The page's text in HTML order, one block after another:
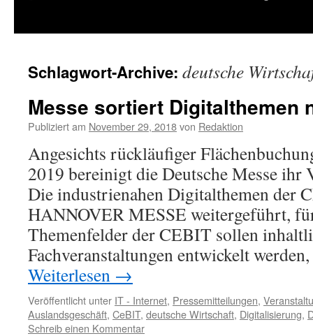
Schlagwort-Archive: deutsche
Messe sortiert Digitalthemen
Publiziert am November 29, 2018von Redaktion
Angesichts rückläufiger
2019 bereinigt die Deutsche Messe
Die industrienahen Digitalthemen der
HANNOVER MESSE weitergeführt,
Themenfelder der CEBIT sollen
Fachveranstaltungen entwickelt
Weiterlesen →
Veröffentlicht unter IT - Internet, Pressemitteilungen,
Auslandsgeschäft, CeBIT, deutsche Wirtschaft, Digitalisierung,
Schreib einen Kommentar